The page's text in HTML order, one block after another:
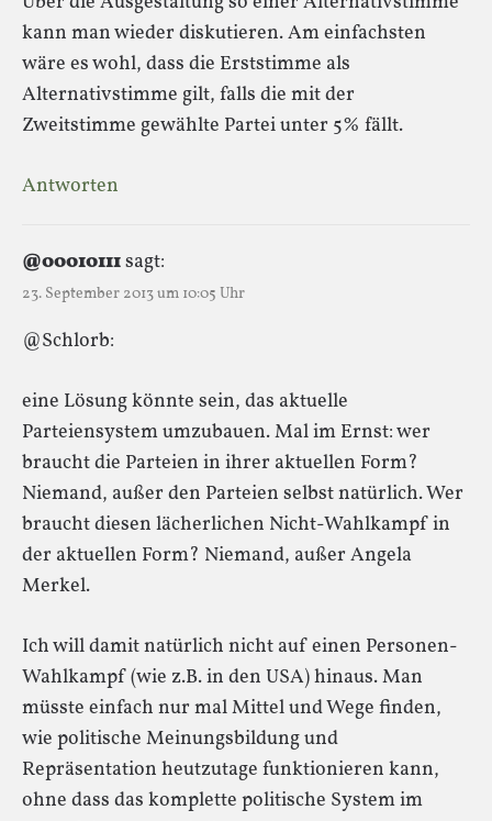
kann man wieder diskutieren. Am einfachsten
wäre es wohl, dass die Erststimme als
Alternativstimme gilt, falls die mit der
Zweitstimme gewählte Partei unter 5% fällt.
Antworten
@00010111sagt:
23. September 2013 um 10:05 Uhr
@Schlorb:
eine Lösung könnte sein, das aktuelle
Parteiensystem umzubauen. Mal im Ernst: wer
braucht die Parteien in ihrer aktuellen Form?
Niemand, außer den Parteien selbst natürlich. Wer
braucht diesen lächerlichen Nicht-Wahlkampf in
der aktuellen Form? Niemand, außer Angela
Merkel.
Ich will damit natürlich nicht auf einen Personen-
Wahlkampf (wie z.B. in den USA) hinaus. Man
müsste einfach nur mal Mittel und Wege finden,
wie politische Meinungsbildung und
Repräsentation heutzutage funktionieren kann,
ohne dass das komplette politische System im